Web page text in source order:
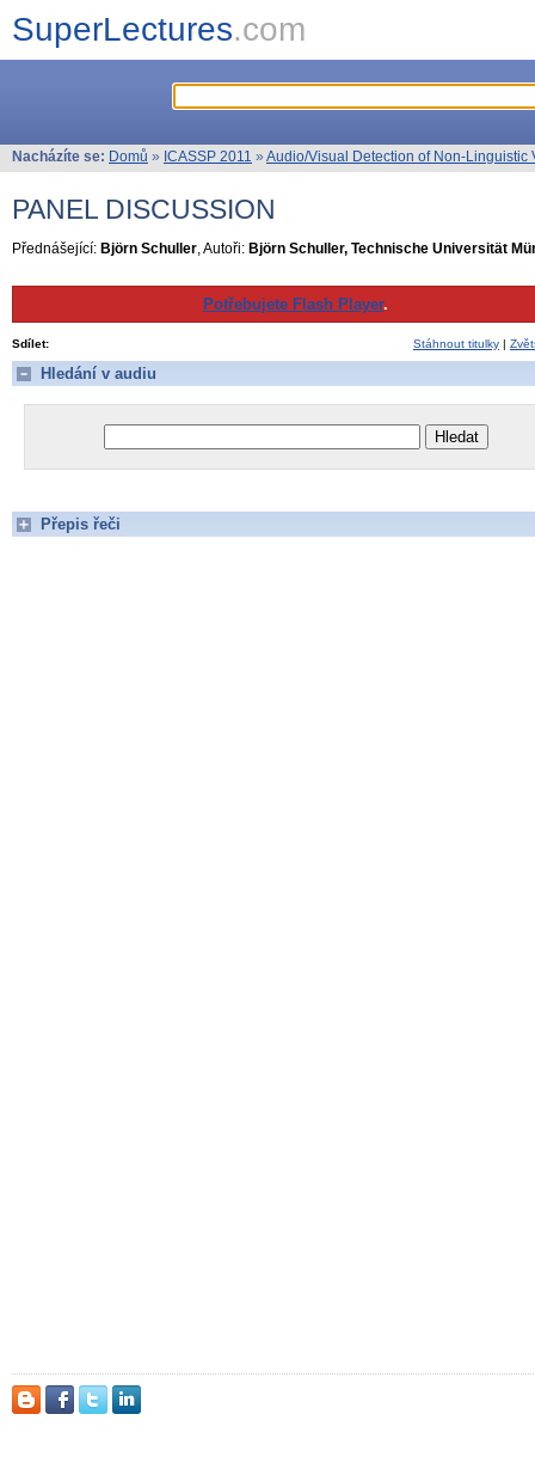
SuperLectures.com
Nacházíte se: Domů » ICASSP 2011 » Audio/Visual Detection of Non-Linguistic
PANEL DISCUSSION
Přednášející: Björn Schuller , Autoři: Björn Schuller, Technische Universität
Potřebujete Flash Player.
Sdílet: Stáhnout titulky |
Hledání v audiu
Přepis řeči